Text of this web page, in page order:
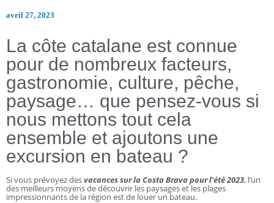
avril 27, 2023
La côte catalane est connue
pour de nombreux facteurs,
gastronomie, culture, pêche,
paysage… que pensez-vous si
nous mettons tout cela
ensemble et ajoutons une
excursion en bateau ?
Si vous prévoyez desvacances sur la Costa Brava pour l’été 2023, l’un
des meilleurs moyens de découvrir les paysages et les plages
impressionnants de la région est de louer un bateau.